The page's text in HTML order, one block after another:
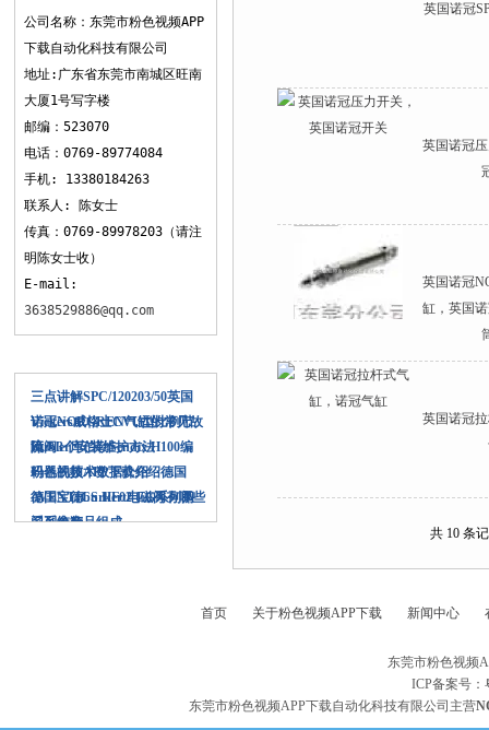
APP下载
公司名称：东莞市粉色视频APP
下载自动化科技有限公司
地址:广东省东莞市南城区旺南
大厦1号写字楼
邮编：523070
电话：0769-89774084
手机: 13380184263
联系人: 陈女士
传真：0769-89978203（请注
明陈女士收）
E-mail:
3638529886@qq.com
三点讲解SPC/120203/50英国
诺冠NORGREN气缸的常见故
障
Vickers威格士CVU型比例节
流阀3个安装维护方法
Kubler库伯勒Sendix H100编
码器的技术数据介绍
粉色视频APP下载介绍德国
AVENTICS HF02-LG系列阀
门系统产品组成
德国宝德burkert电磁阀有哪些
系列参数
英国诺冠
英国诺冠压
英国诺冠
缸，英
英国诺冠拉
共 10 条
首页 关于粉色视频APP下载 新闻中心
东莞市粉色视频
ICP备案号：
东莞市粉色视频APP下载自动化科技有限公司主营